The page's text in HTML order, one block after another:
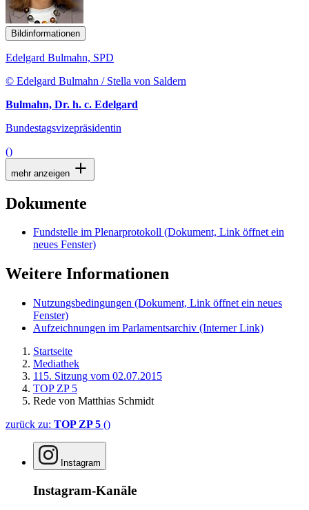
Bildinformationen
Edelgard Bulmahn, SPD
© Edelgard Bulmahn / Stella von Saldern
Bulmahn, Dr. h. c. Edelgard
Bundestagsvizepräsidentin
()
mehr anzeigen
Dokumente
Fundstelle im Plenarprotokoll (Dokument, Link öffnet ein
neues Fenster)
Weitere Informationen
Nutzungsbedingungen (Dokument, Link öffnet ein neues
Fenster)
Aufzeichnungen im Parlamentsarchiv (Interner Link)
Startseite
Mediathek
115. Sitzung vom 02.07.2015
TOP ZP 5
Rede von Matthias Schmidt
zurück zu: TOP ZP 5 ()
Instagram
Instagram-Kanäle